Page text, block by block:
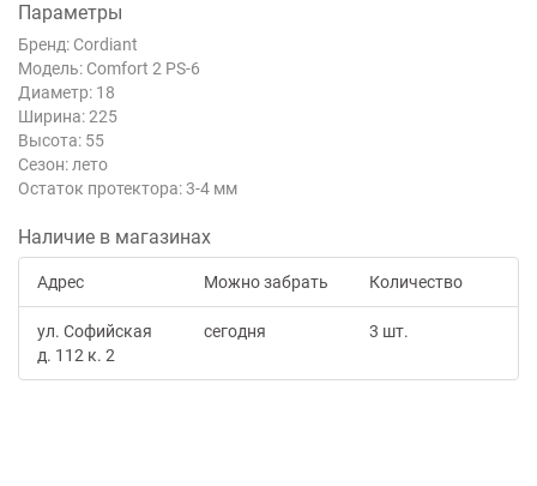
Параметры
Бренд: Cordiant
Модель: Comfort 2 PS-6
Диаметр: 18
Ширина: 225
Высота: 55
Сезон: лето
Остаток протектора: 3-4 мм
Наличие в магазинах
Адрес Можно забрать Количество
ул. Софийская
д. 112 к. 2
сегодня 3 шт.